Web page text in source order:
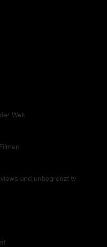
Welt
und unbegrenzt tv